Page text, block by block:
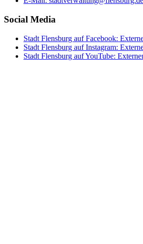
Social Media
Stadt Flensburg auf Facebook:
Stadt Flensburg auf Instagram:
Stadt Flensburg auf YouTube: